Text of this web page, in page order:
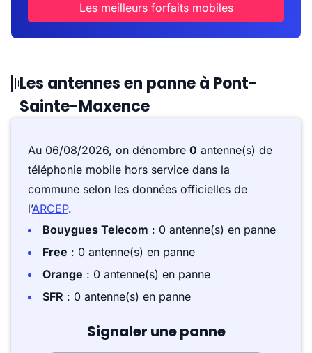
Les meilleurs forfaits mobiles
Les antennes en panne à Pont-
Sainte-Maxence
Au 06/08/2026, on dénombre 0 antenne(s) de
téléphonie mobile hors service dans la
commune selon les données officielles de
l’ARCEP.
Bouygues Telecom : 0 antenne(s) en panne
Free : 0 antenne(s) en panne
Orange : 0 antenne(s) en panne
SFR : 0 antenne(s) en panne
Signaler une panne